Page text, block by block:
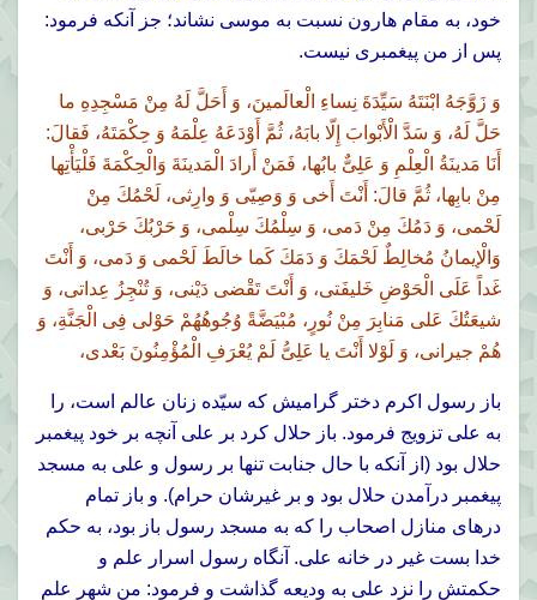
خود، به مقام هارون نسبت به موسى نشاند؛ جز آنكه فرمود:
پس از من پيغمبرى نيست.
وَ زَوَّجَهُ ابْنَتَهُ سَيِّدَةَ نِساءِ الْعالَمينَ، وَ أَحَلَّ لَهُ مِنْ مَسْجِدِهِ ما
حَلَّ لَهُ، وَ سَدَّ الْأَبْوابَ إِلّا بابَهُ، ثُمَّ أَوْدَعَهُ عِلْمَهُ وَ حِكْمَتَهُ، فَقالَ:
أَنَا مَدينَةُ الْعِلْمِ وَ عَلِىٌّ بابُها، فَمَنْ أَرادَ الْمَدينَةَ وَالْحِكْمَةَ فَلْيَأْتِها
مِنْ بابِها، ثُمَّ قالَ: أَنْتَ أَخى وَ وَصِيّى وَ وارِثى، لَحْمُكَ مِنْ
لَحْمى، وَ دَمُكَ مِنْ دَمى، وَ سِلْمُكَ سِلْمى، وَ حَرْبُكَ حَرْبى،
وَالْإيمانُ مُخالِطٌ لَحْمَكَ وَ دَمَكَ كَما خالَطَ لَحْمى وَ دَمى، وَ أَنْتَ
غَداً عَلَى الْحَوْضِ خَليفَتى، وَ أَنْتَ تَقْضى دَيْنى، وَ تُنْجِزُ عِداتى، وَ
شيعَتُكَ عَلى مَنابِرَ مِنْ نُورٍ، مُبْيَضَّةً وُجُوهُهُمْ حَوْلى فِى الْجَنَّةِ، وَ
هُمْ جيرانى، وَ لَوْلا أَنْتَ يا عَلِىُّ لَمْ يُعْرَفِ الْمُؤْمِنُونَ بَعْدى،
باز رسول اكرم دختر گراميش كه سيّده زنان عالم است، را
به على تزويج فرمود. باز حلال كرد بر على آنچه بر خود پيغمبر
حلال بود (از آنكه با حال جنابت تنها بر رسول و على به مسجد
پيغمبر درآمدن حلال بود و بر غيرشان حرام). و باز تمام
درهاى منازل اصحاب را كه به مسجد رسول باز بود، به حكم
خدا بست غير در خانه على. آنگاه رسول اسرار علم و
حكمتش را نزد على به وديعه گذاشت و فرمود: من شهر علم